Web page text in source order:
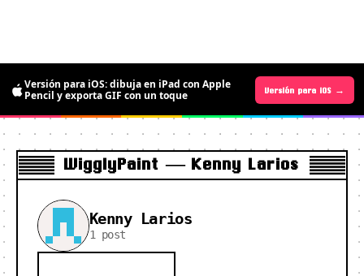
Versión para Android →
Versión para iOS: dibuja en iPad con Apple
Pencil y exporta GIF con un toque
Versión para iOS →
WigglyPaint — Kenny Larios
Kenny Larios
1 post